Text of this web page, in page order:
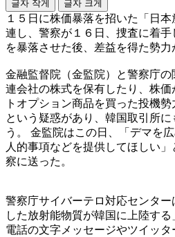
글자 작게 글자 크게
１５日に株価暴落を招いた「日
連し、警察が１６日、捜査に着
を暴落させた後、差益を得た勢力
金融監督院（金監院）と警察庁
連会社の株式を保有したり、株
トオプション商品を買った投機
という疑惑があり、韓国取引所
う。 金監院はこの日、「デマを
人的事項などを提供してほしい
察に送った。
警察庁サイバーテロ対応センタ
した放射能物質が韓国に上陸す
電話の文字メッセージやツイッ